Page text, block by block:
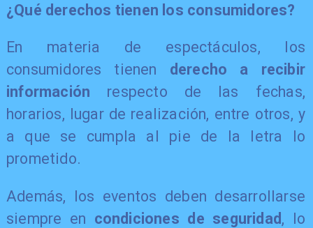
¿Qué derechos tienen los consumidores?
En materia de espectáculos, los
consumidores tienen derecho a recibir
información respecto de las fechas,
horarios, lugar de realización, entre otros, y
a que se cumpla al pie de la letra lo
prometido.
Además, los eventos deben desarrollarse
siempre en condiciones de seguridad , lo